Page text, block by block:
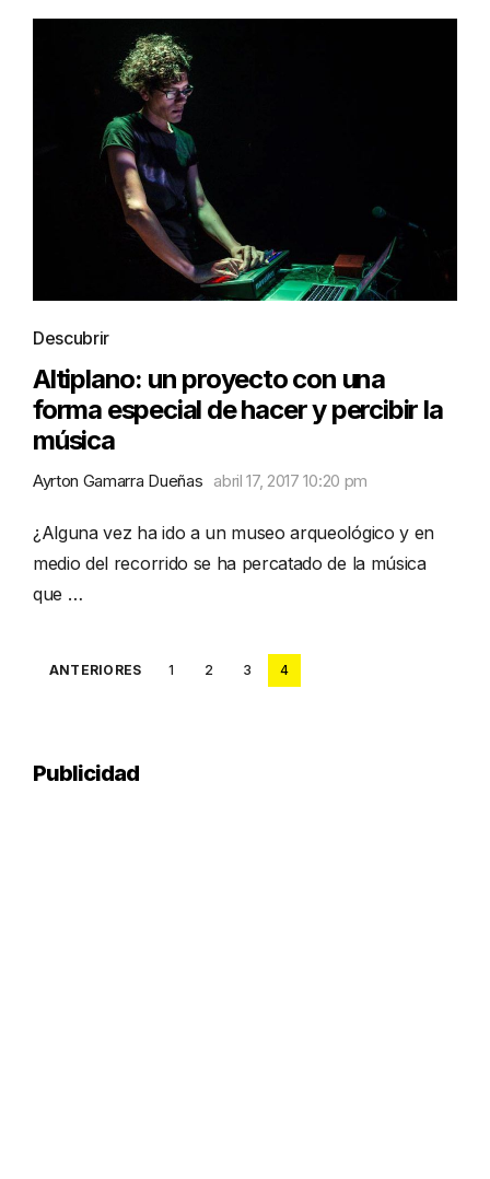
Descubrir
Altiplano: un proyecto con una
forma especial de hacer y percibir la
música
Ayrton Gamarra Dueñas abril 17, 2017 10:20 pm
¿Alguna vez ha ido a un museo arqueológico y en
medio del recorrido se ha percatado de la música
que …
Posts
ANTERIORES 1 2 3 4
Publicidad